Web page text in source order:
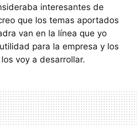
interesantes de
que los temas aportados
van en la línea que yo
para la empresa y los
voy a desarrollar.